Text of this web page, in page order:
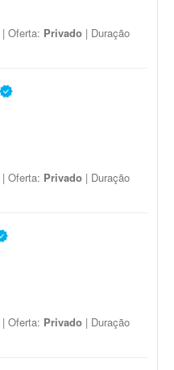
| Oferta: Privado | Duração
| Oferta: Privado | Duração
| Oferta: Privado | Duração